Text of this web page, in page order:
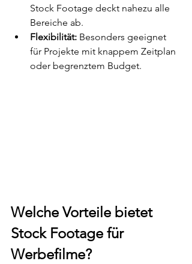
Stock Footage deckt nahezu alle
Bereiche ab.
Flexibilität: Besonders geeignet
für Projekte mit knappem Zeitplan
oder begrenztem Budget.
Welche Vorteile bietet
Stock Footage für
Werbefilme?